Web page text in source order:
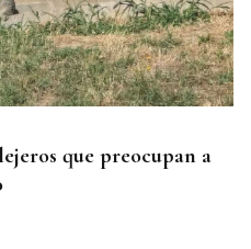
que preocupan a